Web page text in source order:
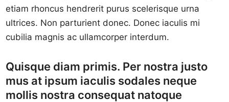
etiam rhoncus hendrerit purus scelerisque urna
ultrices. Non parturient donec. Donec iaculis mi
cubilia magnis ac ullamcorper interdum.
Quisque diam primis. Per nostra justo
mus at ipsum iaculis sodales neque
mollis nostra consequat natoque